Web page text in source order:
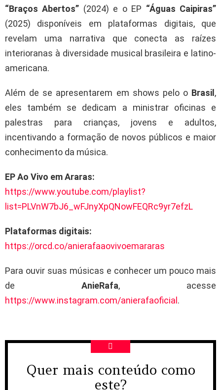
“Braços Abertos” (2024) e o EP “Águas Caipiras”
(2025) disponíveis em plataformas digitais, que
revelam uma narrativa que conecta as raízes
interioranas à diversidade musical brasileira e latino-
americana.
Além de se apresentarem em shows pelo o Brasil ,
eles também se dedicam a ministrar oficinas e
palestras para crianças, jovens e adultos,
incentivando a formação de novos públicos e maior
conhecimento da música.
EP Ao Vivo em Araras:
https://www.youtube.com/playlist?
list=PLVnW7bJ6_wFJnyXpQNowFEQRc9yr7efzL
Plataformas digitais:
https://orcd.co/anierafaaovivoemararas
Para ouvir suas músicas e conhecer um pouco mais
de AnieRafa, acesse
https://www.instagram.com/anierafaoficial .
NEWSLETTER
Quer mais conteúdo como
este?